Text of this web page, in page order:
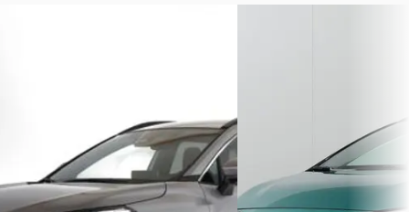
v.a. € 709/mnd
Marktconform
v.a. € 783/mnd
Boven markt